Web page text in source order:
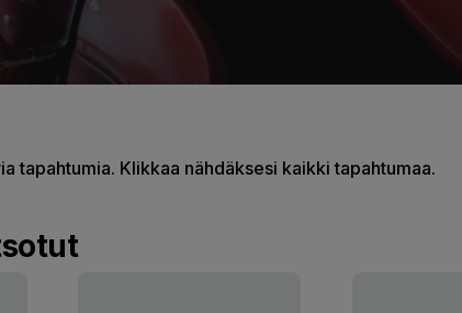
tapahtumia. Klikkaa nähdäksesi kaikki tapahtumaa.